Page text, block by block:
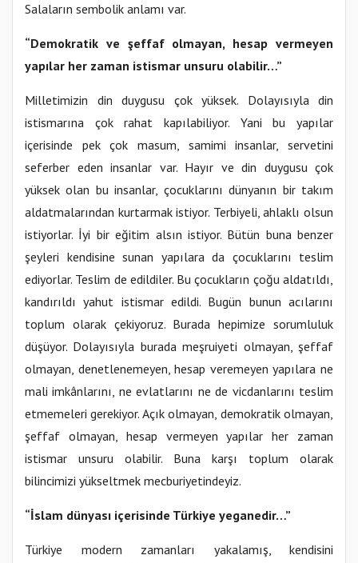
Salaların sembolik anlamı var.
“Demokratik ve şeffaf olmayan, hesap vermeyen
yapılar her zaman istismar unsuru olabilir…”
Milletimizin din duygusu çok yüksek. Dolayısıyla din
istismarına çok rahat kapılabiliyor. Yani bu yapılar
içerisinde pek çok masum, samimi insanlar, servetini
seferber eden insanlar var. Hayır ve din duygusu çok
yüksek olan bu insanlar, çocuklarını dünyanın bir takım
aldatmalarından kurtarmak istiyor. Terbiyeli, ahlaklı olsun
istiyorlar. İyi bir eğitim alsın istiyor. Bütün buna benzer
şeyleri kendisine sunan yapılara da çocuklarını teslim
ediyorlar. Teslim de edildiler. Bu çocukların çoğu aldatıldı,
kandırıldı yahut istismar edildi. Bugün bunun acılarını
toplum olarak çekiyoruz. Burada hepimize sorumluluk
düşüyor. Dolayısıyla burada meşruiyeti olmayan, şeffaf
olmayan, denetlenemeyen, hesap veremeyen yapılara ne
mali imkânlarını, ne evlatlarını ne de vicdanlarını teslim
etmemeleri gerekiyor. Açık olmayan, demokratik olmayan,
şeffaf olmayan, hesap vermeyen yapılar her zaman
istismar unsuru olabilir. Buna karşı toplum olarak
bilincimizi yükseltmek mecburiyetindeyiz.
“İslam dünyası içerisinde Türkiye yeganedir…”
Türkiye modern zamanları yakalamış, kendisini